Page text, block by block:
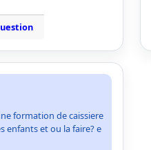
formation de caissiere
enfants et ou la faire? e